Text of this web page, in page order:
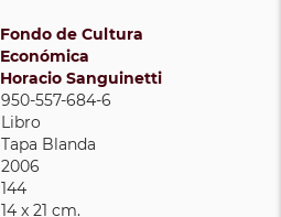
Fondo de Cultura
Económica
Horacio Sanguinetti
950-557-684-6
Libro
Tapa Blanda
2006
144
14 x 21 cm.